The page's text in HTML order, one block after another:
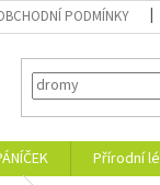
PODMÍNKY
Přírodní